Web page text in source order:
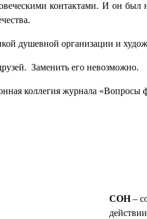
контактами. И он
душевной организации и
Заменить его невозможно.
коллегия журнала
СОН–